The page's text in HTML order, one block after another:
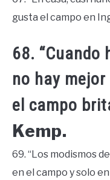
gusta el campo en
68. “Cuando
no hay
el campo
Kemp.
69. “Los modismos
en el campo y solo